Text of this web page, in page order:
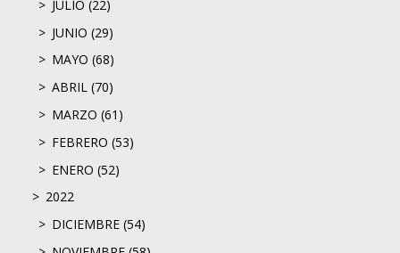
JULIO (22)
JUNIO (29)
MAYO (68)
ABRIL (70)
MARZO (61)
FEBRERO (53)
ENERO (52)
2022
DICIEMBRE (54)